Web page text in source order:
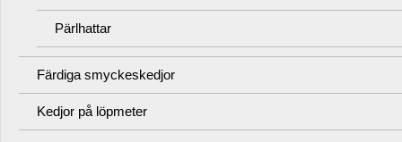
Pärlhattar
Färdiga smyckeskedjor
Kedjor på löpmeter